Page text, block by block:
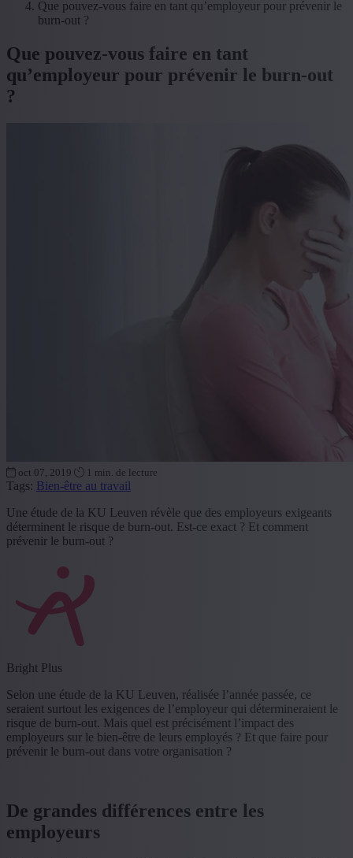
Que pouvez-vous faire en tant qu’employeur pour prévenir le
burn-out ?
Que pouvez-vous faire en tant
qu’employeur pour prévenir le burn-out
?
oct 07, 2019 1 min. de lecture
Tags: Bien-être au travail
Une étude de la KU Leuven révèle que des employeurs exigeants
déterminent le risque de burn-out. Est-ce exact ? Et comment
prévenir le burn-out ?
Bright Plus
Selon une étude de la KU Leuven, réalisée l’année passée, ce
seraient surtout les exigences de l’employeur qui détermineraient le
risque de burn-out. Mais quel est précisément l’impact des
employeurs sur le bien-être de leurs employés ? Et que faire pour
prévenir le burn-out dans votre organisation ?
De grandes différences entre les
employeurs